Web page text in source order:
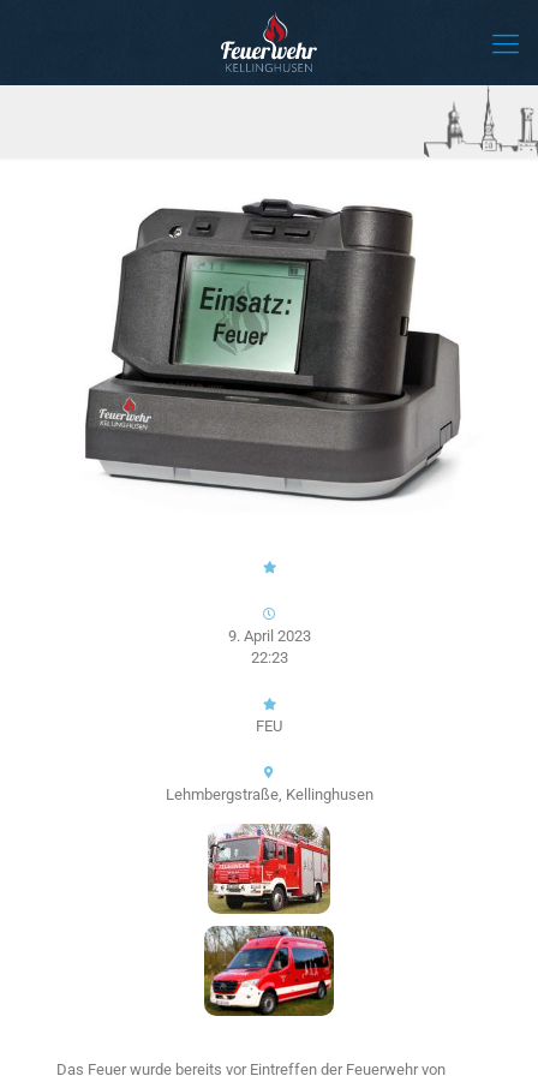
9. April 2023
22:23
FEU
Lehmbergstraße, Kellinghusen
Das Feuer wurde bereits vor Eintreffen der Feuerwehr von